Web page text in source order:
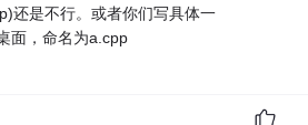
还是不行。或者你们写具体一
面，命名为a.cpp